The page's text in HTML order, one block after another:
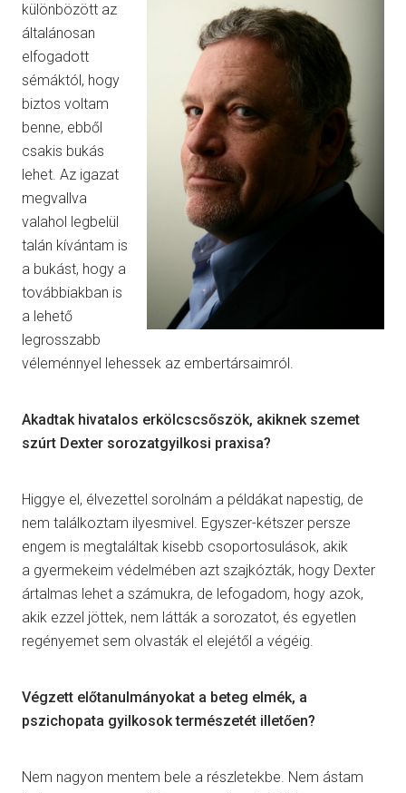
különbözött az
általánosan
elfogadott
sémáktól, hogy
biztos voltam
benne, ebből
csakis bukás
lehet. Az igazat
megvallva
valahol legbelül
talán kívántam is
a bukást, hogy a
továbbiakban is
a lehető
legrosszabb
véleménnyel lehessek az embertársaimról.
Akadtak hivatalos erkölcscsőszök, akiknek szemet
szúrt Dexter sorozatgyilkosi praxisa?
Higgye el, élvezettel sorolnám a példákat napestig, de
nem találkoztam ilyesmivel. Egyszer-kétszer persze
engem is megtaláltak kisebb csoportosulások, akik
a gyermekeim védelmében azt szajkózták, hogy Dexter
ártalmas lehet a számukra, de lefogadom, hogy azok,
akik ezzel jöttek, nem látták a sorozatot, és egyetlen
regényemet sem olvasták el elejétől a végéig.
Végzett előtanulmányokat a beteg elmék, a
pszichopata gyilkosok természetét illetően?
Nem nagyon mentem bele a részletekbe. Nem ástam